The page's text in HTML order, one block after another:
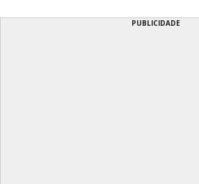
PUBLICIDADE